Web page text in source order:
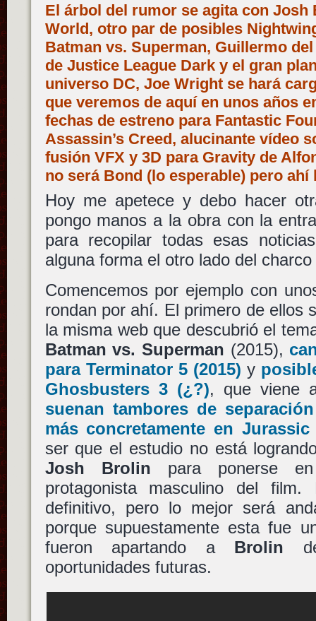
El árbol del rumor se agita con
World, otro par de posibles
Batman vs. Superman, Guillermo
de Justice League Dark y el gran
universo DC, Joe Wright se hará
que veremos de aquí en unos años
fechas de estreno para Fantastic
Assassin’s Creed, alucinante vídeo
fusión VFX y 3D para Gravity de
no será Bond (lo esperable) pero
Hoy me apetece y debo hacer
pongo manos a la obra con la
para recopilar todas esas
alguna forma el otro lado del
Comencemos por ejemplo con
rondan por ahí. El primero de ellos
la misma web que descubrió el
Batman vs. Superman (2015),
para Terminator 5(2015) y
Ghosbusters 3(¿?), que viene
suenan tambores de
más concretamente en Jurassic
ser que el estudio no está
Josh Brolin para ponerse
protagonista masculino del
definitivo, pero lo mejor será
porque supuestamente esta fue
fueron apartando a Brolin
oportunidades futuras.